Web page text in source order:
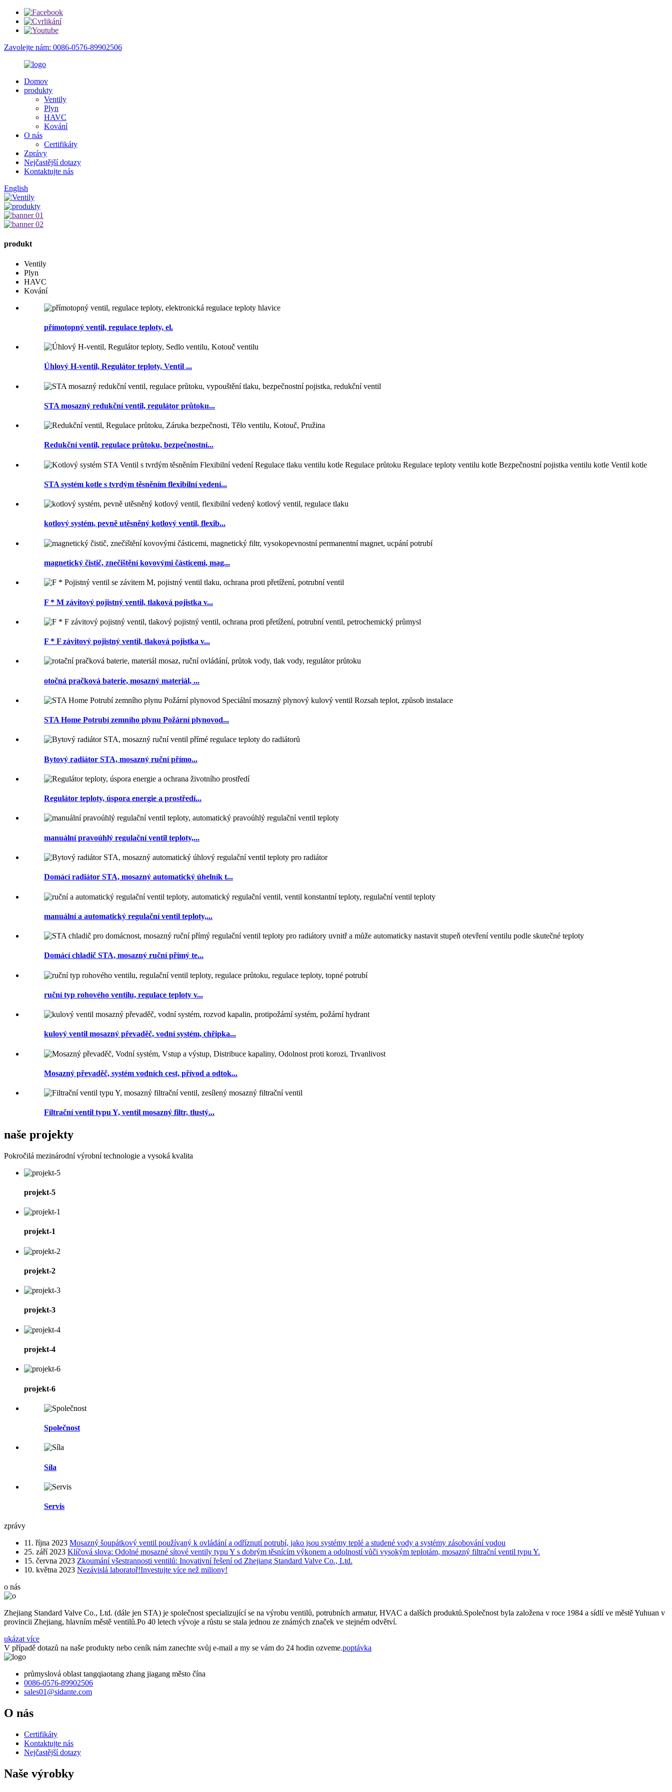
Zavolejte nám: 0086-0576-89902506
Domov
produkty
Ventily
Plyn
HAVC
Kování
O nás
Certifikáty
Zprávy
Nejčastější dotazy
Kontaktujte nás
English
produkt
Ventily
Plyn
HAVC
Kování
přímotopný ventil, regulace teploty, el.
Úhlový H-ventil, Regulátor teploty, Ventil ...
STA mosazný redukční ventil, regulátor průtoku...
Redukční ventil, regulace průtoku, bezpečnostní...
STA systém kotle s tvrdým těsněním flexibilní vedení...
kotlový systém, pevně utěsněný kotlový ventil, flexib...
magnetický čistič, znečištění kovovými částicemi, mag...
F * M závitový pojistný ventil, tlaková pojistka v...
F * F závitový pojistný ventil, tlaková pojistka v...
otočná pračková baterie, mosazný materiál, ...
STA Home Potrubí zemního plynu Požární plynovod...
Bytový radiátor STA, mosazný ruční přímo...
Regulátor teploty, úspora energie a prostředí...
manuální pravoúhlý regulační ventil teploty,...
Domácí radiátor STA, mosazný automatický úhelník t...
manuální a automatický regulační ventil teploty,...
Domácí chladič STA, mosazný ruční přímý te...
ruční typ rohového ventilu, regulace teploty v...
kulový ventil mosazný převaděč, vodní systém, chřipka...
Mosazný převaděč, systém vodních cest, přívod a odtok...
Filtrační ventil typu Y, ventil mosazný filtr, tlustý...
naše projekty
Pokročilá mezinárodní výrobní technologie a vysoká kvalita
projekt-5
projekt-1
projekt-2
projekt-3
projekt-4
projekt-6
Společnost
Síla
Servis
zprávy
11. října 2023 Mosazný šoupátkový ventil používaný k ovládání a odříznutí potrubí, jako jsou systémy teplé a studené vody a systémy zásobování vodou
25. září 2023 Klíčová slova: Odolné mosazné sítové ventily typu Y s dobrým těsnícím výkonem a odolností vůči vysokým teplotám, mosazný filtrační ventil typu Y.
15. června 2023 Zkoumání všestrannosti ventilů: Inovativní řešení od Zhejiang Standard Valve Co., Ltd.
10. května 2023 Nezávislá laboratoř!Investujte více než miliony!
o nás
Zhejiang Standard Valve Co., Ltd. (dále jen STA) je společnost specializující se na výrobu ventilů, potrubních armatur, HVAC a dalších produktů.Společnost byla založena v roce 1984 a sídlí ve městě Yuhuan v
provincii Zhejiang, hlavním městě ventilů.Po 40 letech vývoje a růstu se stala jednou ze známých značek ve stejném odvětví.
ukázat více
V případě dotazů na naše produkty nebo ceník nám zanechte svůj e-mail a my se vám do 24 hodin ozveme.poptávka
průmyslová oblast tangqiaotang zhang jiagang město čína
0086-0576-89902506
sales01@sidante.com
O nás
Certifikáty
Kontaktujte nás
Nejčastější dotazy
Naše výrobky